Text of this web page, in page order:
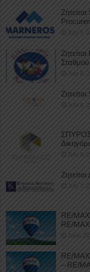
July 9,
Σταθμού
July 8,
July 8,
ΣΠΥΡΟΣ
July 8,
July 7,
RE/
RE/
June
RE/
– RE/